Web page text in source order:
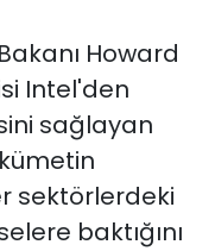
Howard
Intel'den
sağlayan
sektörlerdeki
baktığını